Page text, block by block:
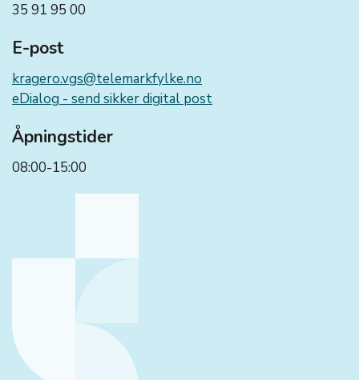
35 91 95 00
E-post
kragero.vgs@telemarkfylke.no
eDialog - send sikker digital post
Åpningstider
08:00-15:00